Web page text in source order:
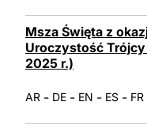
Msza Święta z
Uroczystość
2025 r.)
AR - DE - EN - ES - FR